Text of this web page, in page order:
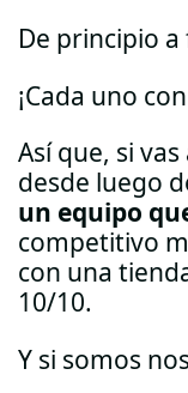
De principio a
¡Cada uno
Así que, si
desde luego
un equipo
competitivo
con una
10/10.
Y si somos